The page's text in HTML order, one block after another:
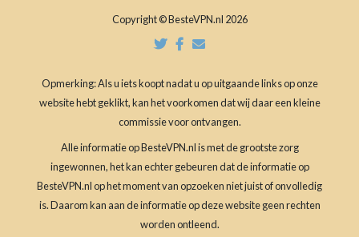
Copyright © BesteVPN.nl 2026
Opmerking: Als u iets koopt nadat u op uitgaande links op onze
website hebt geklikt, kan het voorkomen dat wij daar een kleine
commissie voor ontvangen.
Alle informatie op BesteVPN.nl is met de grootste zorg
ingewonnen, het kan echter gebeuren dat de informatie op
BesteVPN.nl op het moment van opzoeken niet juist of onvolledig
is. Daarom kan aan de informatie op deze website geen rechten
worden ontleend.